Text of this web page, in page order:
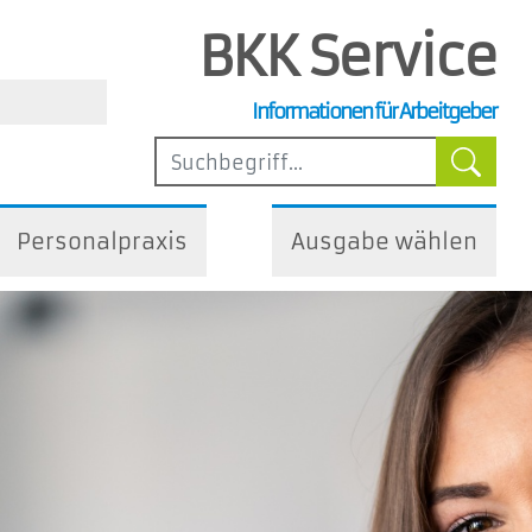
BKK Service
Informationen für Arbeitgeber
Steuer- und Arbeitsrecht
Personalpraxis Ausgabe wählen